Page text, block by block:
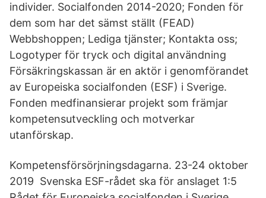
individer. Socialfonden 2014-2020; Fonden för
dem som har det sämst ställt (FEAD)
Webbshoppen; Lediga tjänster; Kontakta oss;
Logotyper för tryck och digital användning
Försäkringskassan är en aktör i genomförandet
av Europeiska socialfonden (ESF) i Sverige.
Fonden medfinansierar projekt som främjar
kompetensutveckling och motverkar
utanförskap.
Kompetensförsörjningsdagarna. 23-24 oktober
2019 Svenska ESF-rådet ska för anslaget 1:5